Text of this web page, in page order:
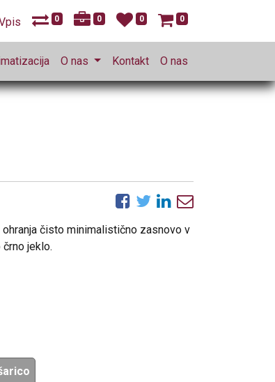
0 0 0 0
O nas Kontakt O nas
čisto minimalistično zasnovo v
jeklo.